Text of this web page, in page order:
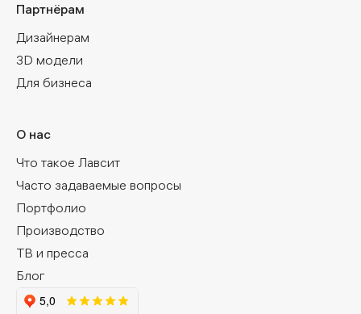
Партнёрам
Дизайнерам
3D модели
Для бизнеса
О нас
Что такое Лавсит
Часто задаваемые вопросы
Портфолио
Производство
ТВ и пресса
Блог